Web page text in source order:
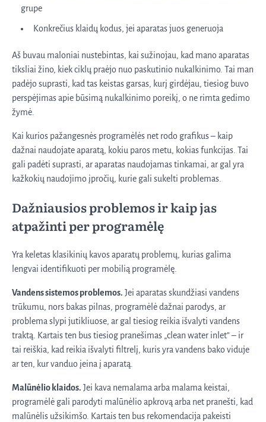
grupe
Konkrečius klaidų kodus, jei aparatas juos generuoja
Aš buvau maloniai nustebintas, kai sužinojau, kad mano aparatas
tiksliai žino, kiek ciklų praėjo nuo paskutinio nukalkinimo. Tai man
padėjo suprasti, kad tas keistas garsas, kurį girdėjau, tiesiog buvo
perspėjimas apie būsimą nukalkinimo poreikį, o ne rimta gedimo
žymė.
Kai kurios pažangesnės programėlės net rodo grafikus – kaip
dažnai naudojate aparatą, kokiu paros metu, kokias funkcijas. Tai
gali padėti suprasti, ar aparatas naudojamas tinkamai, ar gal yra
kažkokių naudojimo įpročių, kurie gali sukelti problemas.
Dažniausios problemos ir kaip jas
atpažinti per programėlę
Yra keletas klasikinių kavos aparatų problemų, kurias galima
lengvai identifikuoti per mobilią programėlę.
Vandens sistemos problemos. Jei aparatas skundžiasi vandens
trūkumu, nors bakas pilnas, programėlė dažnai parodys, ar
problema slypi jutikliuose, ar gal tiesiog reikia išvalyti vandens
traktą. Kartais ten bus tiesiog pranešimas „clean water inlet” – ir
tai reiškia, kad reikia išvalyti filtrelį, kuris yra vandens bako viduje
ar ten, kur vanduo įeina į aparatą.
Malūnėlio klaidos. Jei kava nemalama arba malama keistai,
programėlė gali parodyti malūnėlio apkrovą arba net pranešti, kad
malūnėlis užsikimšo. Kartais ten bus rekomendacija pakeisti